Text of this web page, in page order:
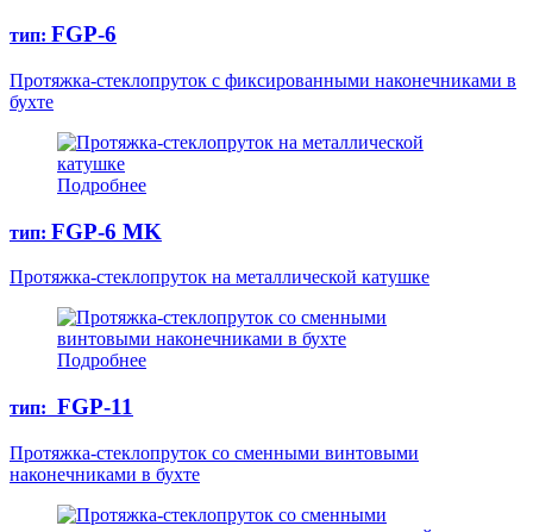
тип: FGP-6
Протяжка-стеклопруток с фиксированными наконечниками в
бухте
Подробнее
тип: FGP-6 MK
Протяжка-стеклопруток на металлической катушке
Подробнее
тип: FGP-11
Протяжка-стеклопруток со сменными винтовыми
наконечниками в бухте